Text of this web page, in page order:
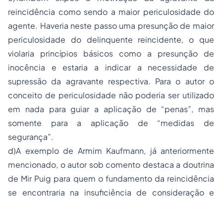
reincidência como sendo a maior periculosidade do
agente. Haveria neste passo uma presunção de maior
periculosidade do delinquente reincidente, o que
violaria princípios básicos como a presunção de
inocência e estaria a indicar a necessidade de
supressão da agravante respectiva. Para o autor o
conceito de periculosidade não poderia ser utilizado
em nada para guiar a aplicação de “penas”, mas
somente para a aplicação de “medidas de
segurança”.
d)A exemplo de Armim Kaufmann, já anteriormente
mencionado, o autor sob comento destaca a doutrina
de Mir Puig para quem o fundamento da reincidência
se encontraria na insuficiência de consideração e